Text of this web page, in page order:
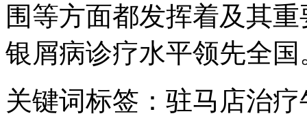
围等方面都发挥着及其
银屑病诊疗水平领先全国
关键词标签：驻马店治